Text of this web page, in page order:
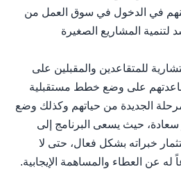
في الدخول في سوق العمل من
المشاريع الصغيرة
للمتقاعدين والمقبلين على
على وضع خطط مستقبلية
الجديدة من حياتهم وكذلك وضع
حيث يسعى البرنامج إلى
خبراته بشكل فعال، حتى لا
عن العطاء والمساهمة الإيجابية.